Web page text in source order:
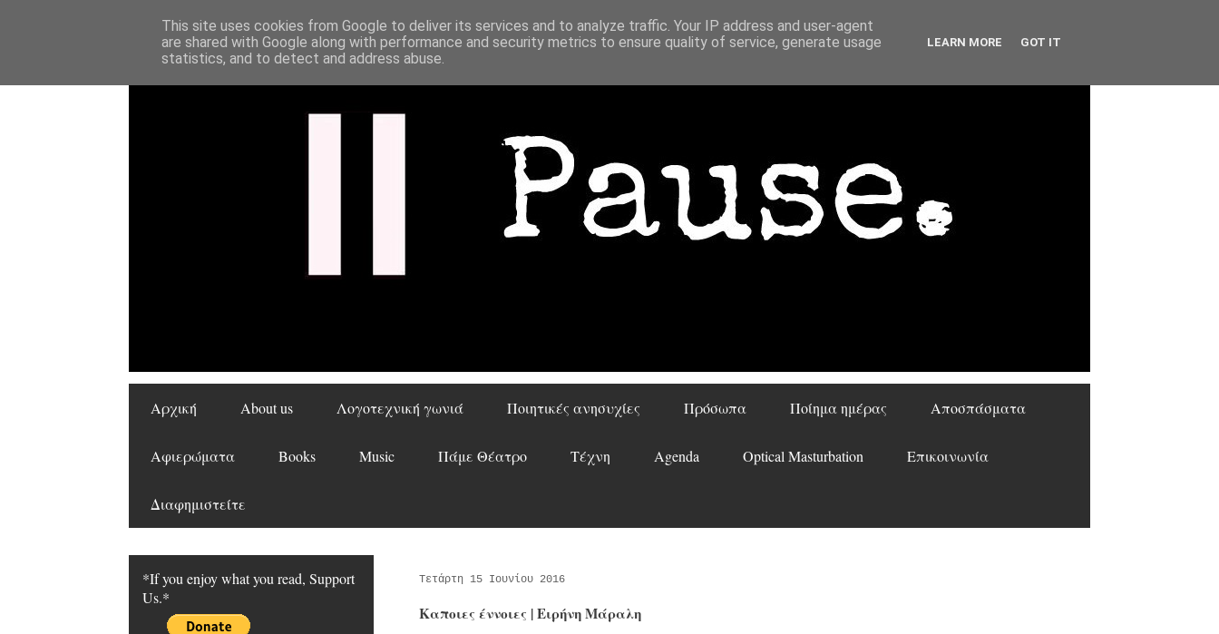
Αρχική About us Λογοτεχνική γωνιά Ποιητικές ανησυχίες Πρόσωπα Ποίημα ημέρας Αποσπάσματα
Αφιερώματα Books Music Πάμε Θέατρο Τέχνη Agenda Optical Masturbation Επικοινωνία
Διαφημιστείτε
Τετάρτη 15 Ιουνίου 2016
Καποιες έννοιες | Ειρήνη Μάραλη
*If you enjoy what you read, Support
Us.*
This site uses cookies from Google to deliver its services and to analyze traffic. Your IP address and user-agent
are shared with Google along with performance and security metrics to ensure quality of service, generate usage
statistics, and to detect and address abuse.
LEARN MORE GOT IT